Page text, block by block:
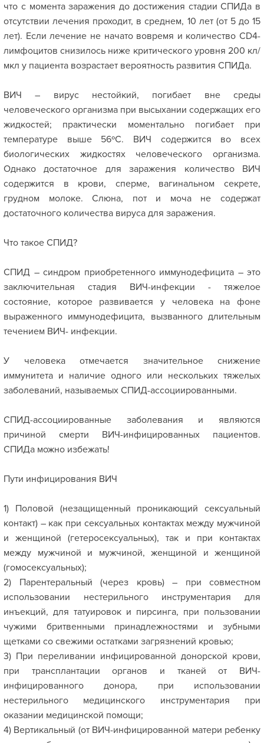
что с момента заражения до достижения стадии СПИДа в
отсутствии лечения проходит, в среднем, 10 лет (от 5 до 15
лет). Если лечение не начато вовремя и количество CD4-
лимфоцитов снизилось ниже критического уровня 200 кл/
мкл у пациента возрастает вероятность развития СПИДа.
ВИЧ – вирус нестойкий, погибает вне среды
человеческого организма при высыхании содержащих его
жидкостей; практически моментально погибает при
температуре выше 56ºС. ВИЧ содержится во всех
биологических жидкостях человеческого организма.
Однако достаточное для заражения количество ВИЧ
содержится в крови, сперме, вагинальном секрете,
грудном молоке. Слюна, пот и моча не содержат
достаточного количества вируса для заражения.
Что такое СПИД?
СПИД – синдром приобретенного иммунодефицита – это
заключительная стадия ВИЧ-инфекции - тяжелое
состояние, которое развивается у человека на фоне
выраженного иммунодефицита, вызванного длительным
течением ВИЧ- инфекции.
У человека отмечается значительное снижение
иммунитета и наличие одного или нескольких тяжелых
заболеваний, называемых СПИД-ассоциированными.
СПИД-ассоциированные заболевания и являются
причиной смерти ВИЧ-инфицированных пациентов.
СПИДа можно избежать!
Пути инфицирования ВИЧ
1) Половой (незащищенный проникающий сексуальный
контакт) – как при сексуальных контактах между мужчиной
и женщиной (гетеросексуальных), так и при контактах
между мужчиной и мужчиной, женщиной и женщиной
(гомосексуальных);
2) Парентеральный (через кровь) – при совместном
использовании нестерильного инструментария для
инъекций, для татуировок и пирсинга, при пользовании
чужими бритвенными принадлежностями и зубными
щетками со свежими остатками загрязнений кровью;
3) При переливании инфицированной донорской крови,
при трансплантации органов и тканей от ВИЧ-
инфицированного донора, при использовании
нестерильного медицинского инструментария при
оказании медицинской помощи;
4) Вертикальный (от ВИЧ-инфицированной матери ребенку